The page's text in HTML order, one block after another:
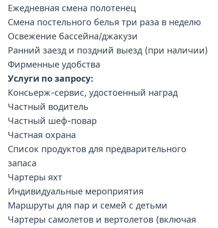
Ежедневная смена полотенец
Смена постельного белья три раза в неделю
Освежение бассейна/джакузи
Ранний заезд и поздний выезд (при наличии)
Фирменные удобства
Услуги по запросу:
Консьерж-сервис, удостоенный наград
Частный водитель
Частный шеф-повар
Частная охрана
Список продуктов для предварительного
запаса
Чартеры яхт
Индивидуальные мероприятия
Маршруты для пар и семей с детьми
Чартеры самолетов и вертолетов (включая